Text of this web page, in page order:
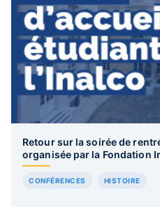
Retour sur la soirée de
organisée par la Fondation
CONFÉRENCES HISTOIRE